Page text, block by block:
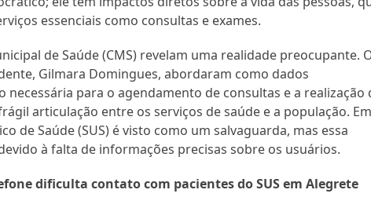
essenciais como consultas e exames.
de Saúde (CMS) revelam uma realidade preocupante.
Gilmara Domingues, abordaram como dados
para o agendamento de consultas e a realização
articulação entre os serviços de saúde e a população. Em
de Saúde (SUS) é visto como um salvaguarda, mas essa
à falta de informações precisas sobre os usuários.
dificulta contato com pacientes do SUS em Alegrete